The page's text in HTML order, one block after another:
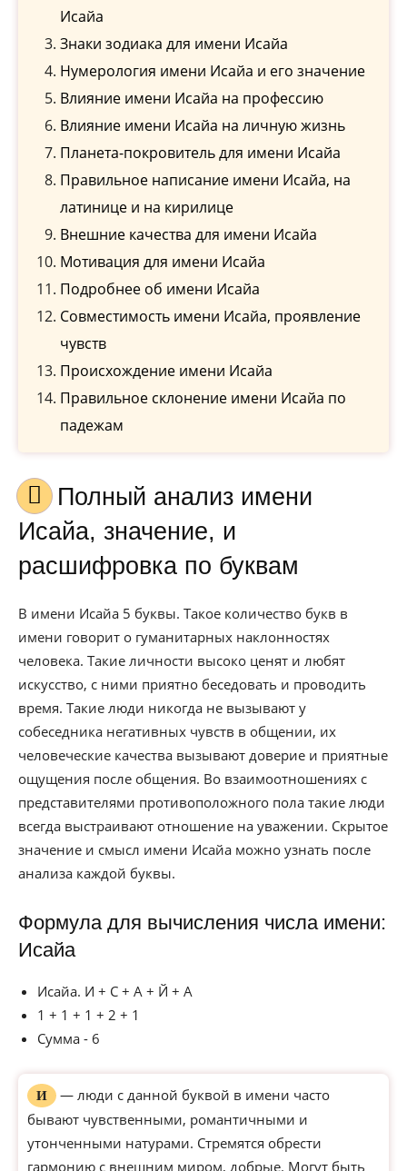
Исайа
Знаки зодиака для имени Исайа
Нумерология имени Исайа и его значение
Влияние имени Исайа на профессию
Влияние имени Исайа на личную жизнь
Планета-покровитель для имени Исайа
Правильное написание имени Исайа, на
латинице и на кирилице
Внешние качества для имени Исайа
Мотивация для имени Исайа
Подробнее об имени Исайа
Совместимость имени Исайа, проявление
чувств
Происхождение имени Исайа
Правильное склонение имени Исайа по
падежам
Полный анализ имени
Исайа, значение, и
расшифровка по буквам
В имени Исайа 5 буквы. Такое количество букв в
имени говорит о гуманитарных наклонностях
человека. Такие личности высоко ценят и любят
искусство, с ними приятно беседовать и проводить
время. Такие люди никогда не вызывают у
собеседника негативных чувств в общении, их
человеческие качества вызывают доверие и приятные
ощущения после общения. Во взаимоотношениях с
представителями противоположного пола такие люди
всегда выстраивают отношение на уважении. Скрытое
значение и смысл имени Исайа можно узнать после
анализа каждой буквы.
Формула для вычисления числа имени:
Исайа
Исайа. И + С + А + Й + А
1 + 1 + 1 + 2 + 1
Сумма - 6
И
— люди с данной буквой в имени часто
бывают чувственными, романтичными и
утонченными натурами. Стремятся обрести
гармонию с внешним миром, добрые. Могут быть